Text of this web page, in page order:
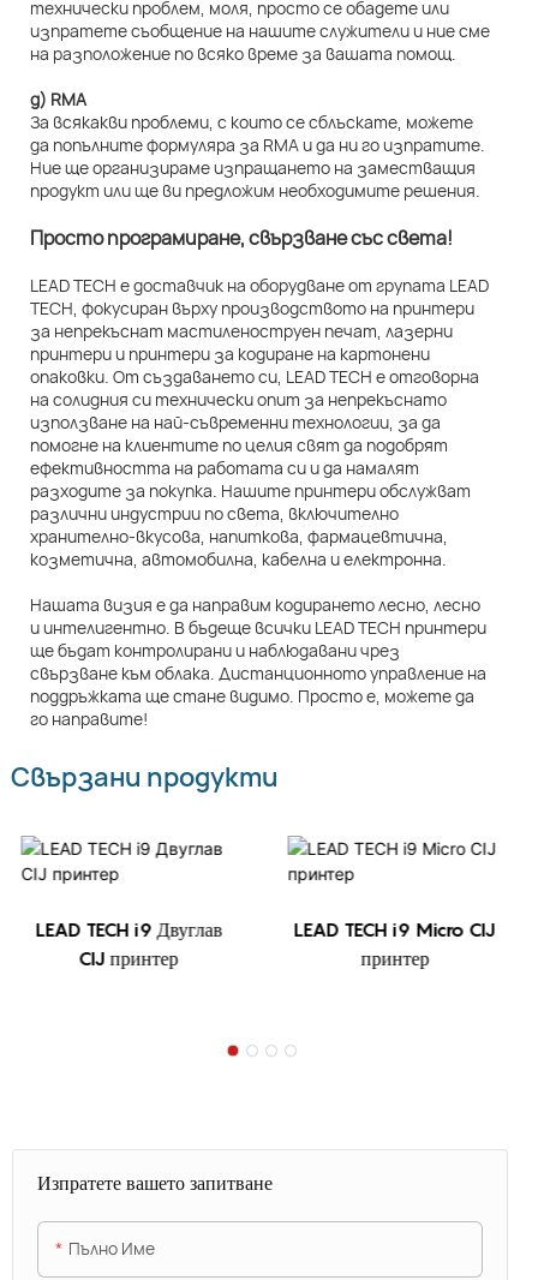
технически проблем, моля, просто се обадете или
изпратете съобщение на нашите служители и ние сме
на разположение по всяко време за вашата помощ.
д) RMA
За всякакви проблеми, с които се сблъскате, можете
да попълните формуляра за RMA и да ни го изпратите.
Ние ще организираме изпращането на заместващия
продукт или ще ви предложим необходимите решения.
Просто програмиране, свързване със света!
LEAD TECH е доставчик на оборудване от групата LEAD
TECH, фокусиран върху производството на принтери
за непрекъснат мастиленоструен печат, лазерни
принтери и принтери за кодиране на картонени
опаковки. От създаването си, LEAD TECH е отговорна
на солидния си технически опит за непрекъснато
използване на най-съвременни технологии, за да
помогне на клиентите по целия свят да подобрят
ефективността на работата си и да намалят
разходите за покупка. Нашите принтери обслужват
различни индустрии по света, включително
хранително-вкусова, напиткова, фармацевтична,
козметична, автомобилна, кабелна и електронна.
Нашата визия е да направим кодирането лесно, лесно
и интелигентно. В бъдеще всички LEAD TECH принтери
ще бъдат контролирани и наблюдавани чрез
свързване към облака. Дистанционното управление на
поддръжката ще стане видимо. Просто е, можете да
го направите!
Свързани продукти
LEAD TECH i9 Двуглав
CIJ принтер
LEAD TECH i9 Micro CIJ
принтер
Изпратете вашето запитване
Пълно Име